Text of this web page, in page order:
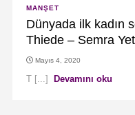
MANŞET
Dünyada ilk kadın
Thiede – Semra
Mayıs 4, 2020
T [...] Devamını oku